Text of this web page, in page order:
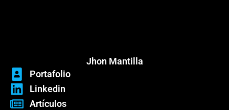
Jhon Mantilla
Portafolio
Linkedin
Artículos